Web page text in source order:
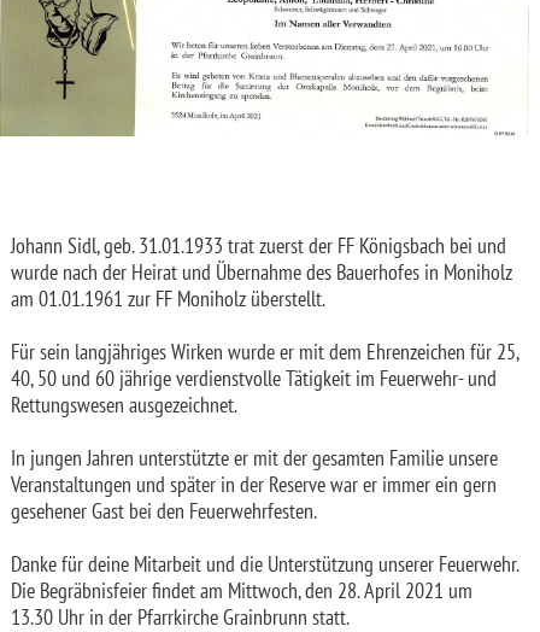
Johann Sidl, geb. 31.01.1933 trat zuerst der FF Königsbach bei und
wurde nach der Heirat und Übernahme des Bauerhofes in Moniholz
am 01.01.1961 zur FF Moniholz überstellt.
Für sein langjähriges Wirken wurde er mit dem Ehrenzeichen für 25,
40, 50 und 60 jährige verdienstvolle Tätigkeit im Feuerwehr- und
Rettungswesen ausgezeichnet.
In jungen Jahren unterstützte er mit der gesamten Familie unsere
Veranstaltungen und später in der Reserve war er immer ein gern
gesehener Gast bei den Feuerwehrfesten.
Danke für deine Mitarbeit und die Unterstützung unserer Feuerwehr.
Die Begräbnisfeier findet am Mittwoch, den 28. April 2021 um
13.30 Uhr in der Pfarrkirche Grainbrunn statt.